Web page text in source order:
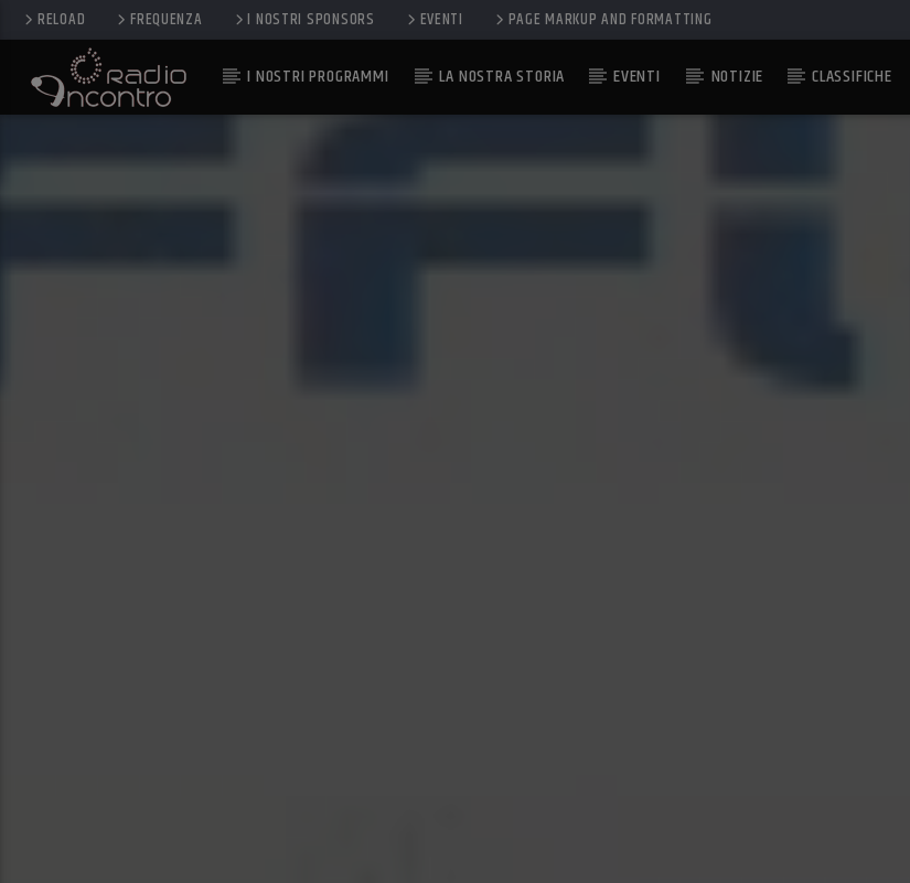
RELOAD FREQUENZA I NOSTRI SPONSORS EVENTI PAGE MARKUP AND FORMATTING
I NOSTRI PROGRAMMI LA NOSTRA STORIA EVENTI NOTIZIE CLASSIFICHE